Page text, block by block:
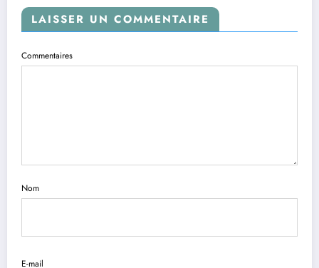
LAISSER UN COMMENTAIRE
Commentaires
Nom
E-mail